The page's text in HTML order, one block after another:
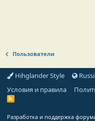
Пользователи
Hihglander Style
Условия и правила
R
Разработка и поддержка